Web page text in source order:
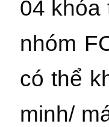
04 khóa
nhóm
có thể
minh/